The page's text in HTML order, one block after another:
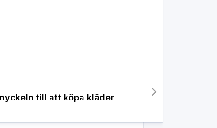
till att köpa kläder